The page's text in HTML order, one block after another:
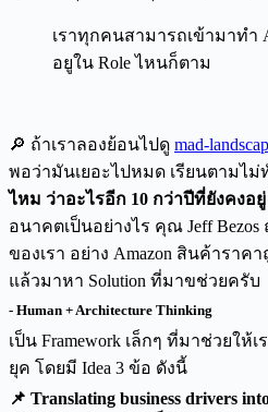
เราทุกคนสามารถเข้ามาทำ
อยูใน Role ไหนก็ตาม
🔎 ถ้าเราลองย้อนไปดู mad-
พอว่ามันเยอะไปหมด เรียนตามไม่
ไหม ว่าอะไรอีก 10 กว่าปีที่ยังคงอยู่
อนาคตเป็นอย่างไร คุณ Jeff
ของเรา อย่าง Amazon สินค้ารา
แล้วมาหา Solution ที่มาขช่วยครับ
- Human + Architecture Thinking
เป็น Framework เล็กๆ ที่มาช่วยให้
ยุค โดยมี Idea 3 ข้อ ดังนี้
📌 Translating business drivers